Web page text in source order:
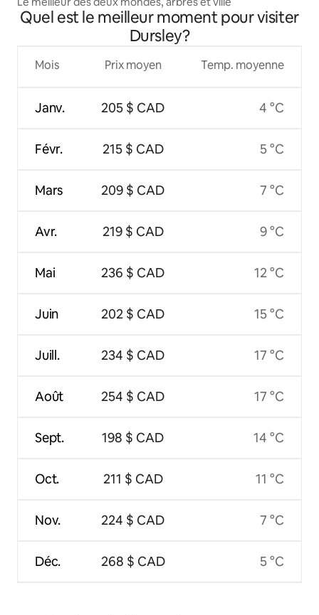
Quel est le meilleur moment pour visiter
Dursley?
Mois
Janv.
Févr.
Mars
Avr.
Mai
Juin
Juill.
Août
Sept.
Oct.
Nov.
Déc.
Prix moyen
205 $ CAD
215 $ CAD
209 $ CAD
219 $ CAD
236 $ CAD
202 $ CAD
234 $ CAD
254 $ CAD
198 $ CAD
211 $ CAD
224 $ CAD
268 $ CAD
Temp. moyenne
4 °C
5 °C
7 °C
9 °C
12 °C
15 °C
17 °C
17 °C
14 °C
11 °C
7 °C
5 °C